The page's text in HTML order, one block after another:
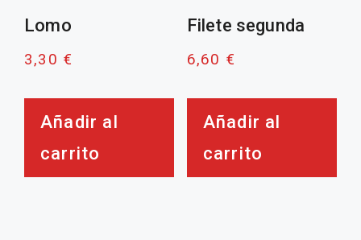
Lomo
3,30 €
Añadir al
carrito
Filete segunda
6,60 €
Añadir al
carrito